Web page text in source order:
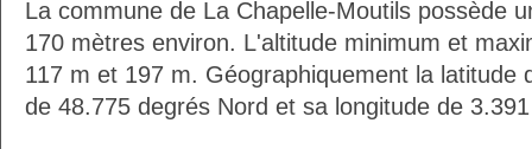
La commune de La Chapelle-Moutils possède
170 mètres environ. L'altitude minimum et
117 m et 197 m. Géographiquement la latitude
de 48.775 degrés Nord et sa longitude de